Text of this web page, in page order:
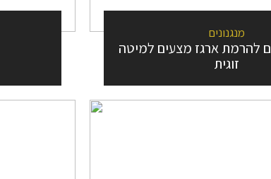
מנגנונים
להרמת ארגז מצעים למיטה
זוגית